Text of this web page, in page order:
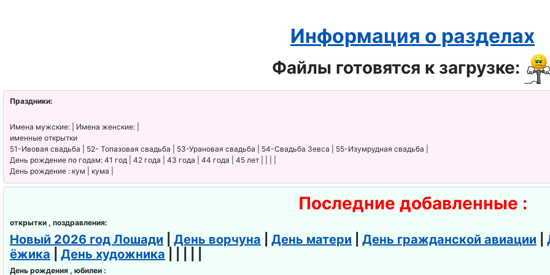
День транспортной
полиции
День веб-мастера
День следователя
Информация о разделах
Файлы готовятся к загрузке:
Праздники:
Имена мужские: | Имена женские: |
именные открытки
51-Ивовая свадьба | 52- Топазовая свадьба | 53-Урановая свадьба | 54-Свадьба Зевса | 55-Изумрудная свадьба |
День рождение по годам: 41 год | 42 года | 43 года | 44 года | 45 лет | | | |
День рождение : кум | кума |
Последние добавленные :
открытки , поздравления:
Новый 2026 год Лошади День ворчуна День матери День гражданской авиации
ёжика
День художника
День рождения , юбилеи :